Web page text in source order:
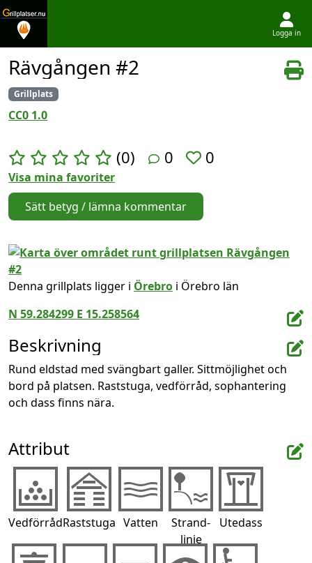
Hoppa till innehållet
Logga in
Rävgången #2
Grillplats
CC0 1.0
(0) 0 0
Visa mina favoriter
Sätt betyg / lämna kommentar
Denna grillplats ligger i Örebro i Örebro län
N 59.284299 E 15.258564
Beskrivning
Rund eldstad med svängbart galler. Sittmöjlighet och
bord på platsen. Raststuga, vedförråd, sophantering
och dass finns nära.
Attribut
VedförrådRaststuga Vatten
Strand-
linje
Utedass